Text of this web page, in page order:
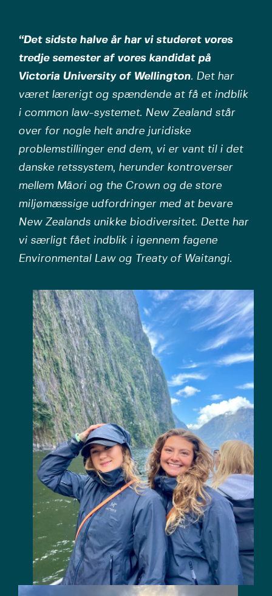
“Det sidste halve år har vi studeret vores
tredje semester af vores kandidat på
Victoria University of Wellington. Det har
været lærerigt og spændende at få et indblik
i common law-systemet. New Zealand står
over for nogle helt andre juridiske
problemstillinger end dem, vi er vant til i det
danske retssystem, herunder kontroverser
mellem Māori og the Crown og de store
miljømæssige udfordringer med at bevare
New Zealands unikke biodiversitet. Dette har
vi særligt fået indblik i igennem fagene
Environmental Law og Treaty of Waitangi.